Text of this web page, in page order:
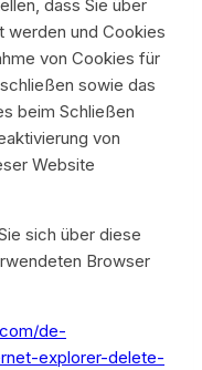
dass Sie über
werden und Cookies
von Cookies für
sowie das
beim Schließen
von
Website
sich über diese
Browser
de-
explorer-delete-